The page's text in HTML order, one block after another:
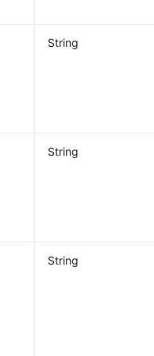
String
String
String